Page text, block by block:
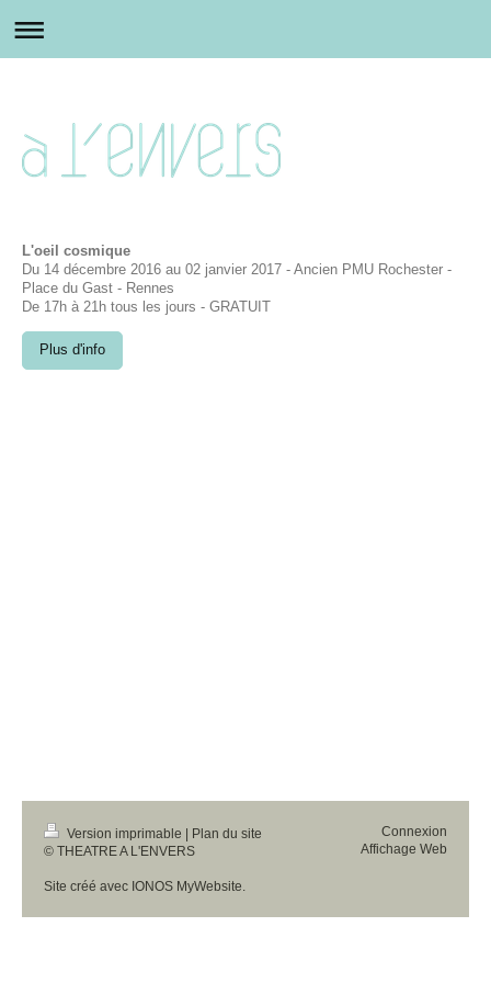
L'oeil cosmique
Du 14 décembre 2016 au 02 janvier 2017 - Ancien PMU Rochester -
Place du Gast - Rennes
De 17h à 21h tous les jours - GRATUIT
Plus d'info
Version imprimable
Plan du site
© THEATRE A L'ENVERS
Site créé avec IONOS MyWebsite
Connexion
Affichage Web